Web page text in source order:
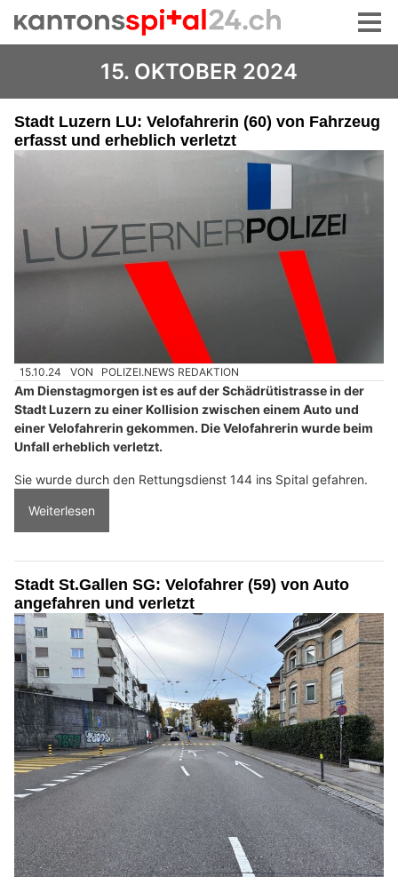
15. OKTOBER 2024
Stadt Luzern LU: Velofahrerin (60) von Fahrzeug
erfasst und erheblich verletzt
15.10.24 VON POLIZEI.NEWS REDAKTION
Am Dienstagmorgen ist es auf der Schädrütistrasse in der
Stadt Luzern zu einer Kollision zwischen einem Auto und
einer Velofahrerin gekommen. Die Velofahrerin wurde beim
Unfall erheblich verletzt.
Sie wurde durch den Rettungsdienst 144 ins Spital gefahren.
Weiterlesen
Stadt St.Gallen SG: Velofahrer (59) von Auto
angefahren und verletzt